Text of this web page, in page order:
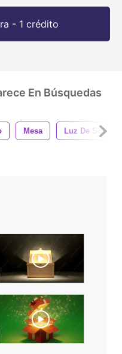
- 1 crédito
En Búsquedas
Mesa Luz De Sol